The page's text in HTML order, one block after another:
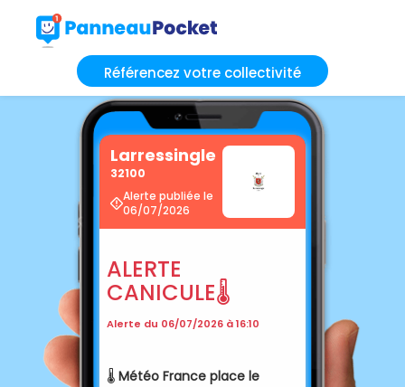
Référencez votre collectivité
Larressingle
32100
Alerte publiée le
06/07/2026
ALERTE
CANICULE 🌡️
Alerte du 06/07/2026 à 16:10
🌡️ Météo France place le